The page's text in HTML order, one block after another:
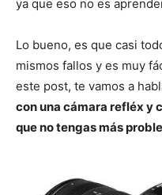
ya que eso no es
Lo bueno, es que casi
mismos fallos y es muy
este post, te vamos a
con una cámara refléx y
que no tengas más